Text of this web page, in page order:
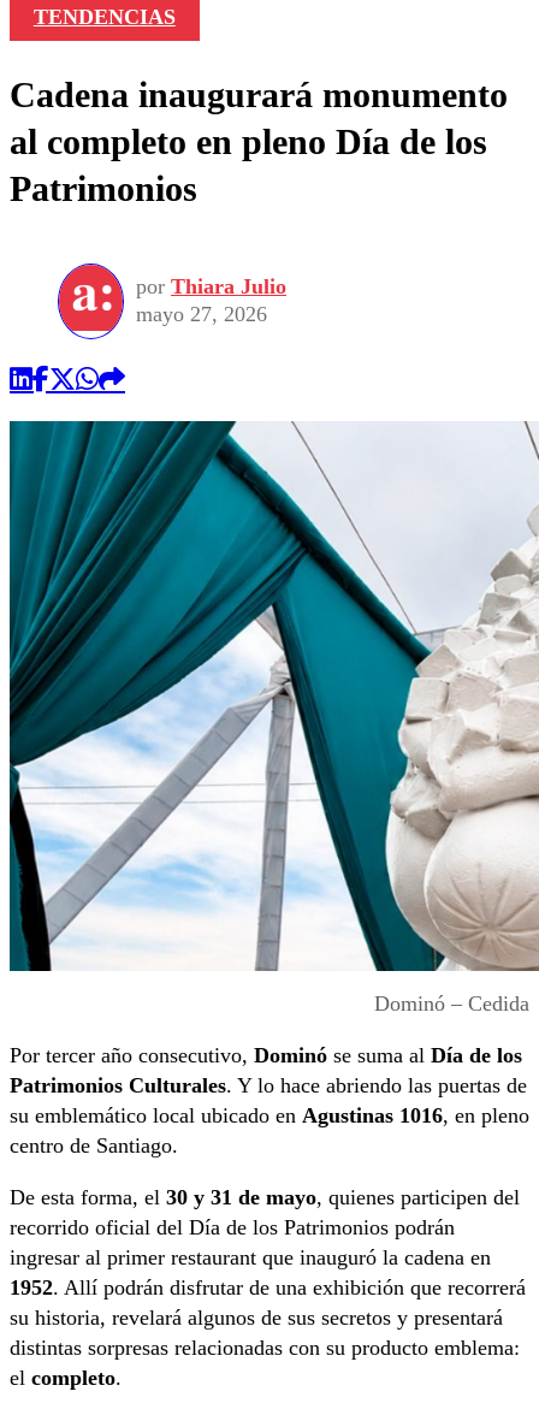
TENDENCIAS
Cadena inaugurará monumento
al completo en pleno Día de los
Patrimonios
por Thiara Julio
mayo 27, 2026
Dominó – Cedida
Por tercer año consecutivo, Dominó se suma al Día de los
Patrimonios Culturales. Y lo hace abriendo las puertas de
su emblemático local ubicado en Agustinas 1016, en pleno
centro de Santiago.
De esta forma, el 30 y 31 de mayo, quienes participen del
recorrido oficial del Día de los Patrimonios podrán
ingresar al primer restaurant que inauguró la cadena en
1952. Allí podrán disfrutar de una exhibición que recorrerá
su historia, revelará algunos de sus secretos y presentará
distintas sorpresas relacionadas con su producto emblema:
el completo.